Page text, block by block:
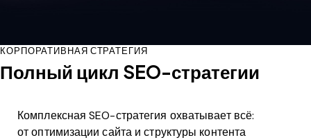
КОРПОРАТИВНАЯ СТРАТЕГИЯ
Полный цикл SEO-стратегии
Комплексная SEO-стратегия охватывает всё:
от оптимизации сайта и структуры контента